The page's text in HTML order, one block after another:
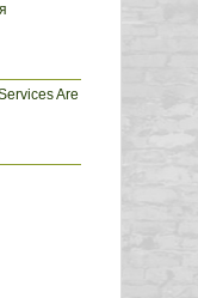
Are